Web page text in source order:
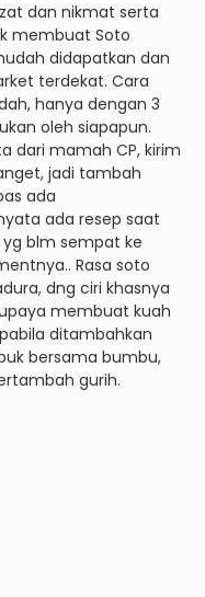
dan nikmat serta
membuat Soto
didapatkan dan
terdekat. Cara
hanya dengan 3
oleh siapapun.
dari mamah CP, kirim
jadi tambah
ada
ada resep saat
blm sempat ke
Rasa soto
dng ciri khasnya
membuat kuah
ditambahkan
bersama bumbu,
gurih.